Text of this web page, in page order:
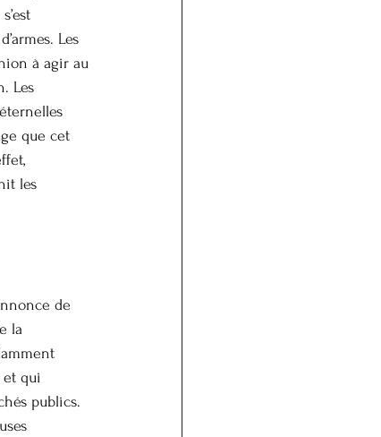
Les
à agir au
Les
que cet
les
de
la
et qui
publics.